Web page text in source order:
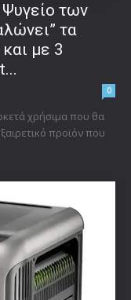
των
τα
με 3
0
χρήσιμα που θα
προϊόν που